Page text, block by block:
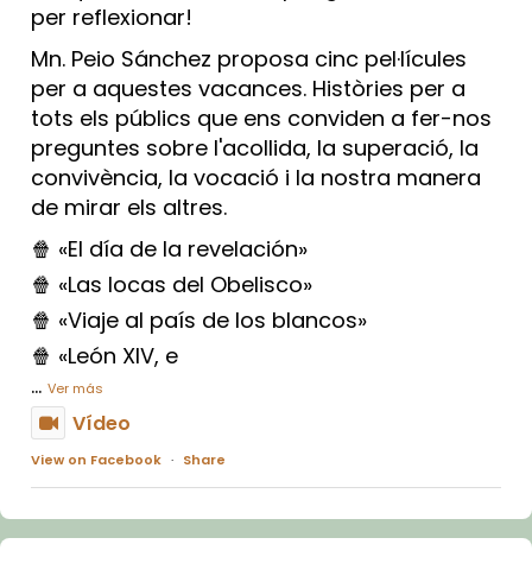
per reflexionar!
Mn. Peio Sánchez proposa cinc pel·lícules
per a aquestes vacances. Històries per a
tots els públics que ens conviden a fer-nos
preguntes sobre l'acollida, la superació, la
convivència, la vocació i la nostra manera
de mirar els altres.
🍿 «El día de la revelación»
🍿 «Las locas del Obelisco»
🍿 «Viaje al país de los blancos»
🍿 «León XIV, e
... Ver más
Vídeo
View on Facebook · Share
Arquebisbat de Barcelona